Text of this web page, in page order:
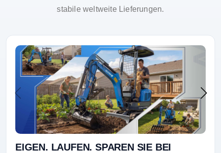
stabile weltweite Lieferungen.
EIGEN. LAUFEN. SPAREN SIE BEI